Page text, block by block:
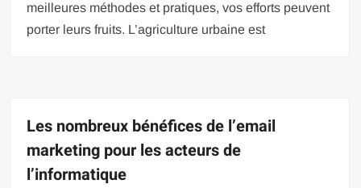
meilleures méthodes et pratiques, vos efforts peuvent
porter leurs fruits. L’agriculture urbaine est
Les nombreux bénéfices de l’email
marketing pour les acteurs de
l’informatique